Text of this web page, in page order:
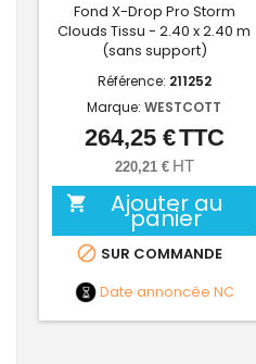
Fond X-Drop Pro Storm
Clouds Tissu - 2.40 x 2.40 m
(sans support)
Référence: 211252
Marque: WESTCOTT
Prix
264,25 €TTC
220,21 € HT
 Ajouter au
panier
 SUR COMMANDE
Date annoncée NC